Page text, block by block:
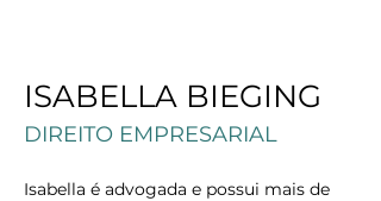
ISABELLA BIEGING
DIREITO EMPRESARIAL
Isabella é advogada e possui mais de